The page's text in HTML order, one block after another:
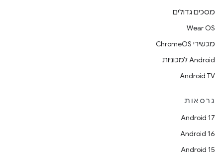
מסכים גדולים
Wear OS
מכשירי ChromeOS
Android למכוניות
Android TV
גרסאות
Android 17
Android 16
Android 15